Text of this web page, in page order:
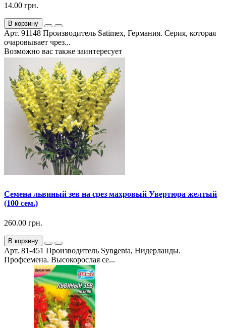
14.00 грн.
В корзину
Арт. 91148 Производитель Satimex, Германия. Серия, которая
очаровывает чрез...
Возможно вас также заинтересует
Семена львиный зев на срез махровый Увертюра желтый
(100 сем.)
260.00 грн.
В корзину
Арт. 81-451 Производитель Syngenta, Нидерланды.
Профсемена. Высокорослая се...